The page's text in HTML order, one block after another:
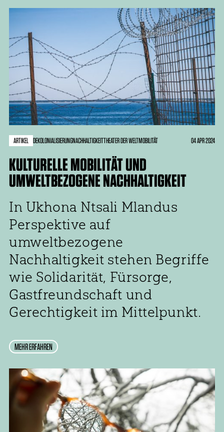
ARTIKEL DEKOLONIALISIERUNGNACHHALTIGKEITTHEATER DER WELTMOBILITÄT 04 APR 2024
KULTURELLE MOBILITÄT UND
UMWELTBEZOGENE NACHHALTIGKEIT
In Ukhona Ntsali Mlandus
Perspektive auf
umweltbezogene
Nachhaltigkeit stehen Begriffe
wie Solidarität, Fürsorge,
Gastfreundschaft und
Gerechtigkeit im Mittelpunkt.
MEHR ERFAHREN